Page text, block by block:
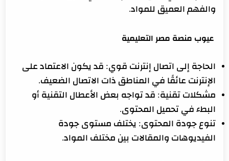
والفهم العميق للمواد.
عيوب منصة مصر التعليمية
الحاجة إلى اتصال إنترنت قوي: قد يكون الاعتماد على
الإنترنت عائقًا في المناطق ذات الاتصال الضعيف.
مشكلات تقنية: قد تواجه بعض الأعطال التقنية أو
البطء في تحميل المحتوى.
تنوع جودة المحتوى: يختلف مستوى جودة
الفيديوهات والمقالات بين مختلف المواد.